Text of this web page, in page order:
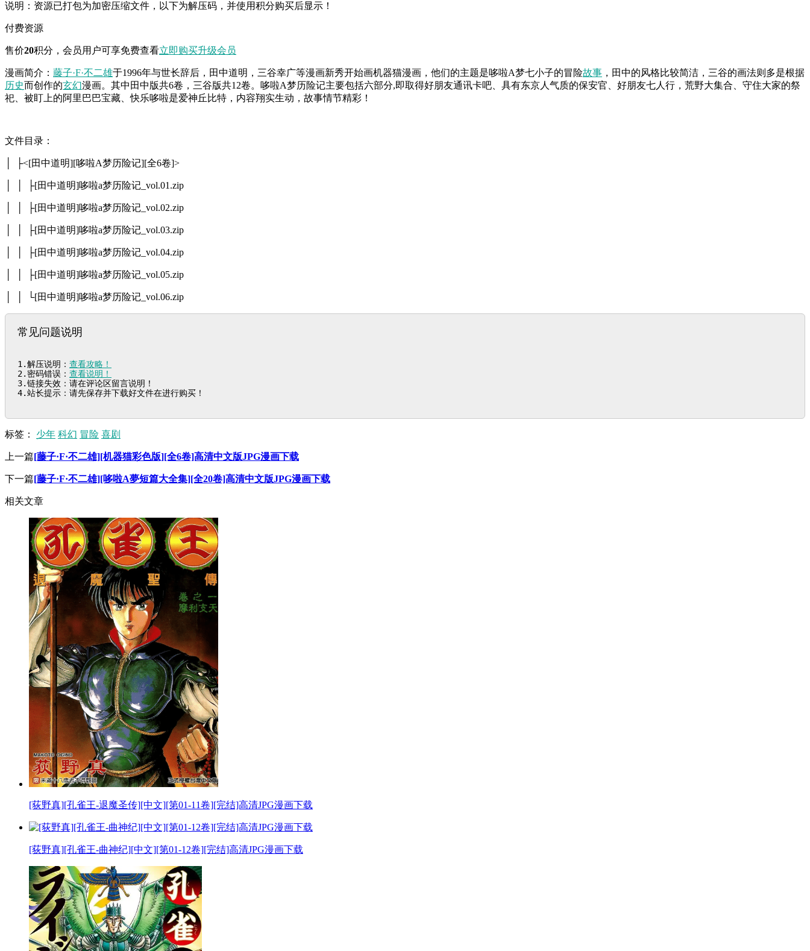
说明：资源已打包为加密压缩文件，以下为解压码，并使用积分购买后显示！
付费资源
售价20积分 ，会员用户可享免费查看立即购买升级会员
漫画简介： 藤子·F·不二雄于1996年与世长辞后，田中道明，三谷幸广等漫画新秀开始画机器猫漫画，他们的主题是哆啦A梦七小子的冒险故事 ，田中的风格比较简洁，三谷的画法则多是根据
历史而创作的玄幻漫画。其中田中版共6卷，三谷版共12卷。哆啦A梦历险记主要包括六部分,即取得好朋友通讯卡吧、具有东京人气质的保安官、好朋友七人行，荒野大集合、守住大家的祭
祀、被盯上的阿里巴巴宝藏、快乐哆啦是爱神丘比特，内容翔实生动，故事情节精彩！
文件目录：
│ ├<[田中道明][哆啦A梦历险记][全6卷]>
│ │ ├[田中道明]哆啦a梦历险记_vol.01.zip
│ │ ├[田中道明]哆啦a梦历险记_vol.02.zip
│ │ ├[田中道明]哆啦a梦历险记_vol.03.zip
│ │ ├[田中道明]哆啦a梦历险记_vol.04.zip
│ │ ├[田中道明]哆啦a梦历险记_vol.05.zip
│ │ └[田中道明]哆啦a梦历险记_vol.06.zip
常见问题说明
1.解压说明： 查看攻略！
2.密码错误： 查看说明！
3.链接失效：请在评论区留言说明！
4.站长提示：请先保存并下载好文件在进行购买！
标签： 少年 科幻 冒险 喜剧
上一篇[藤子·F·不二雄][机器猫彩色版][全6卷]高清中文版JPG漫画下载
下一篇[藤子·F·不二雄][哆啦A夢短篇大全集][全20卷]高清中文版JPG漫画下载
相关文章
[荻野真][孔雀王-退魔圣传][中文][第01-11卷][完结]高清JPG漫画下载
[荻野真][孔雀王-曲神纪][中文][第01-12卷][完结]高清JPG漫画下载